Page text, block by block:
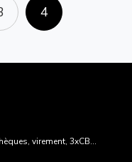
4
virement, 3xCB...